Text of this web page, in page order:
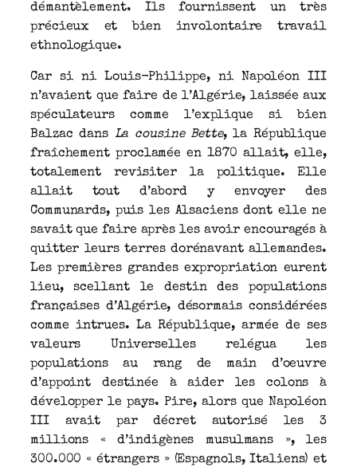
démantèlement. Ils fournissent un très
précieux et bien involontaire travail
ethnologique.
Car si ni Louis-Philippe, ni Napoléon III
n’avaient que faire de l’Algérie, laissée aux
spéculateurs comme l’explique si bien
Balzac dans La cousine Bette, la République
fraîchement proclamée en 1870 allait, elle,
totalement revisiter la politique. Elle
allait tout d’abord y envoyer des
Communards, puis les Alsaciens dont elle ne
savait que faire après les avoir encouragés à
quitter leurs terres dorénavant allemandes.
Les premières grandes expropriation eurent
lieu, scellant le destin des populations
françaises d’Algérie, désormais considérées
comme intrues. La République, armée de ses
valeurs Universelles relégua les
populations au rang de main d’oeuvre
d’appoint destinée à aider les colons à
développer le pays. Pire, alors que Napoléon
III avait par décret autorisé les 3
millions « d’indigènes musulmans », les
300.000 « étrangers » (Espagnols, Italiens) et